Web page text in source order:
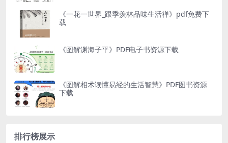
《一花一世界_跟季羡林品味生活禅》pdf免费下
载
《图解渊海子平》PDF电子书资源下载
《图解相术读懂易经的生活智慧》PDF图书资源
下载
排行榜展示